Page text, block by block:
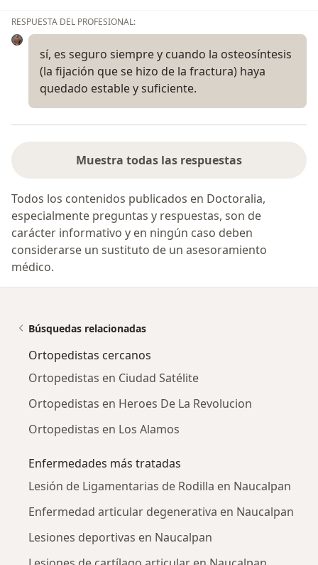
RESPUESTA DEL PROFESIONAL:
sí, es seguro siempre y cuando la osteosíntesis
(la fijación que se hizo de la fractura) haya
quedado estable y suficiente.
Muestra todas las respuestas
Todos los contenidos publicados en Doctoralia,
especialmente preguntas y respuestas, son de
carácter informativo y en ningún caso deben
considerarse un sustituto de un asesoramiento
médico.
Búsquedas relacionadas
Ortopedistas cercanos
Ortopedistas en Ciudad Satélite
Ortopedistas en Heroes De La Revolucion
Ortopedistas en Los Alamos
Enfermedades más tratadas
Lesión de Ligamentarias de Rodilla en Naucalpan
Enfermedad articular degenerativa en Naucalpan
Lesiones deportivas en Naucalpan